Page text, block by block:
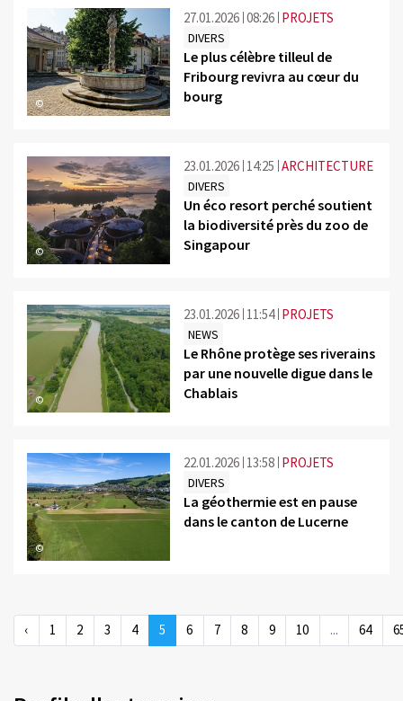
©
27.01.2026 08:26 PROJETS
DIVERS
Le plus célèbre tilleul de
Fribourg revivra au cœur du
bourg
©
23.01.2026 14:25 ARCHITECTURE
DIVERS
Un éco resort perché soutient
la biodiversité près du zoo de
Singapour
©
23.01.2026 11:54 PROJETS
NEWS
Le Rhône protège ses riverains
par une nouvelle digue dans le
Chablais
©
22.01.2026 13:58 PROJETS
DIVERS
La géothermie est en pause
dans le canton de Lucerne
‹ 1 2 3 4 5 6 7 8 9 10 ... 64